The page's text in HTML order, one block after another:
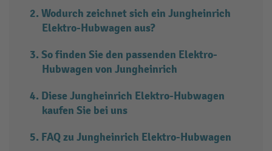
Wodurch zeichnet sich ein Jungheinrich
Elektro-Hubwagen aus?
So finden Sie den passenden Elektro-
Hubwagen von Jungheinrich
Diese Jungheinrich Elektro-Hubwagen
kaufen Sie bei uns
FAQ zu Jungheinrich Elektro-Hubwagen